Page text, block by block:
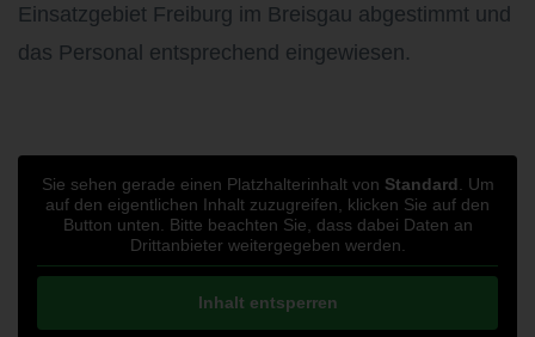
Einsatzgebiet Freiburg im Breisgau abgestimmt und
das Personal entsprechend eingewiesen.
Sie sehen gerade einen Platzhalterinhalt von Standard . Um
auf den eigentlichen Inhalt zuzugreifen, klicken Sie auf den
Button unten. Bitte beachten Sie, dass dabei Daten an
Drittanbieter weitergegeben werden.
Inhalt entsperren